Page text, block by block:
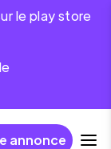
le play store
annonce